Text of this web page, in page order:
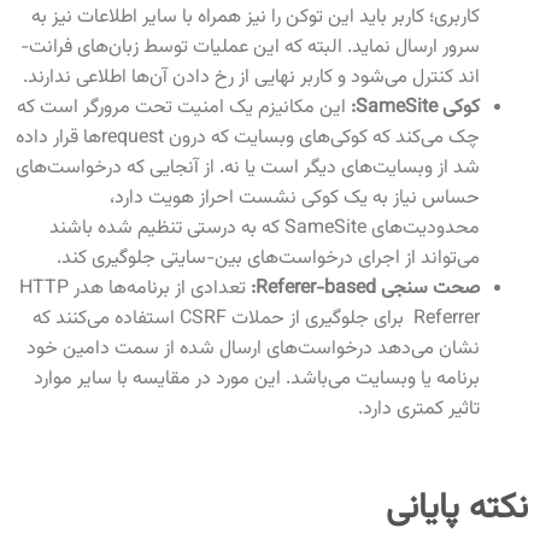
کاربری؛ کاربر باید این توکن را نیز همراه با سایر اطلاعات نیز به
سرور ارسال نماید. البته که این عملیات توسط زبان‌های فرانت-
اند کنترل می‌شود و کاربر نهایی از رخ دادن آن‌ها اطلاعی ندارند.
کوکی SameSite:
این مکانیزم یک امنیت تحت مرورگر است که
چک می‌کند که کوکی‌های وبسایت که درون requestها قرار داده
شد از وبسایت‌های دیگر است یا نه. از آنجایی که درخواست‌های
حساس نیاز به یک کوکی نشست احراز هویت دارد،
محدودیت‌های SameSite که به درستی تنظیم شده‌ باشند
می‌تواند از اجرای درخواست‌های بین-سایتی جلوگیری کند.
صحت سنجی Referer-based:
تعدادی از برنامه‌ها هدر HTTP
Referrer برای جلوگیری از حملات
CSRF استفاده می‌کنند که
نشان می‌دهد درخواست‌های ارسال شده از سمت دامین خود
برنامه یا وبسایت می‌باشد. این مورد در مقایسه با سایر موارد
تاثیر کمتری دارد.
نکته پایانی